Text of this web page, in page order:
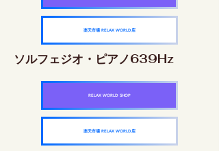
楽天市場 RELAX WORLD店
ソルフェジオ・ピアノ639Hz
RELAX WORLD SHOP
楽天市場 RELAX WORLD店